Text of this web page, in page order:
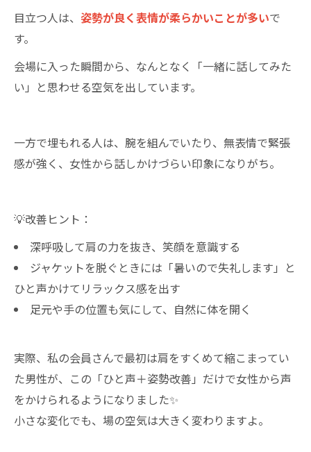
表彰メディア掲載歴
婚活経験者がサポートいたします！
津市内で唯一選ばれました！
目立つ人は、 姿勢が良く表情が柔らかいことが多いで
す。
会場に入った瞬間から、なんとなく「一緒に話してみた
い」と思わせる空気を出しています。
一方で埋もれる人は、腕を組んでいたり、無表情で緊張
感が強く、女性から話しかけづらい印象になりがち。
💡改善ヒント：
深呼吸して肩の力を抜き、笑顔を意識する
ジャケットを脱ぐときには「暑いので失礼します」と
ひと声かけてリラックス感を出す
足元や手の位置も気にして、自然に体を開く
実際、私の会員さんで最初は肩をすくめて縮こまってい
た男性が、この「ひと声＋姿勢改善」だけで女性から声
をかけられるようになりました✨
小さな変化でも、場の空気は大きく変わりますよ。